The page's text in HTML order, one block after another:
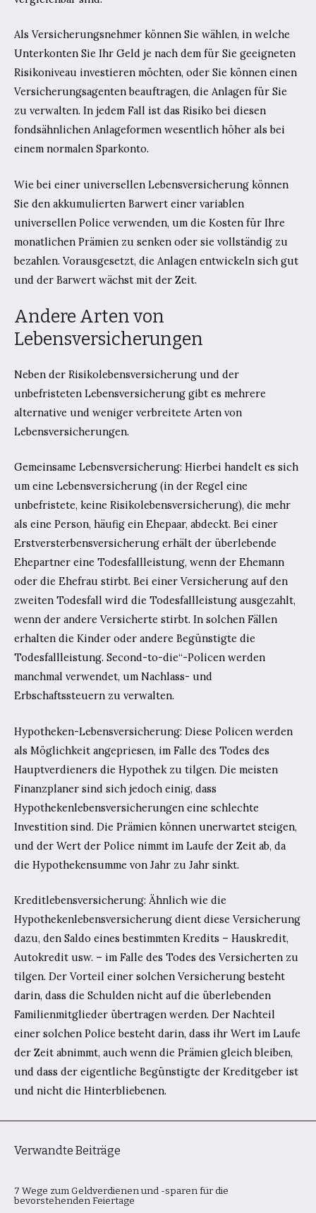
Als Versicherungsnehmer können Sie wählen, in welche
Unterkonten Sie Ihr Geld je nach dem für Sie geeigneten
Risikoniveau investieren möchten, oder Sie können einen
Versicherungsagenten beauftragen, die Anlagen für Sie
zu verwalten. In jedem Fall ist das Risiko bei diesen
fondsähnlichen Anlageformen wesentlich höher als bei
einem normalen Sparkonto.
Wie bei einer universellen Lebensversicherung können
Sie den akkumulierten Barwert einer variablen
universellen Police verwenden, um die Kosten für Ihre
monatlichen Prämien zu senken oder sie vollständig zu
bezahlen. Vorausgesetzt, die Anlagen entwickeln sich gut
und der Barwert wächst mit der Zeit.
Andere Arten von
Lebensversicherungen
Neben der Risikolebensversicherung und der
unbefristeten Lebensversicherung gibt es mehrere
alternative und weniger verbreitete Arten von
Lebensversicherungen.
Gemeinsame Lebensversicherung: Hierbei handelt es sich
um eine Lebensversicherung (in der Regel eine
unbefristete, keine Risikolebensversicherung), die mehr
als eine Person, häufig ein Ehepaar, abdeckt. Bei einer
Erstversterbensversicherung erhält der überlebende
Ehepartner eine Todesfallleistung, wenn der Ehemann
oder die Ehefrau stirbt. Bei einer Versicherung auf den
zweiten Todesfall wird die Todesfallleistung ausgezahlt,
wenn der andere Versicherte stirbt. In solchen Fällen
erhalten die Kinder oder andere Begünstigte die
Todesfallleistung. Second-to-die“-Policen werden
manchmal verwendet, um Nachlass- und
Erbschaftssteuern zu verwalten.
Hypotheken-Lebensversicherung: Diese Policen werden
als Möglichkeit angepriesen, im Falle des Todes des
Hauptverdieners die Hypothek zu tilgen. Die meisten
Finanzplaner sind sich jedoch einig, dass
Hypothekenlebensversicherungen eine schlechte
Investition sind. Die Prämien können unerwartet steigen,
und der Wert der Police nimmt im Laufe der Zeit ab, da
die Hypothekensumme von Jahr zu Jahr sinkt.
Kreditlebensversicherung: Ähnlich wie die
Hypothekenlebensversicherung dient diese Versicherung
dazu, den Saldo eines bestimmten Kredits – Hauskredit,
Autokredit usw. – im Falle des Todes des Versicherten zu
tilgen. Der Vorteil einer solchen Versicherung besteht
darin, dass die Schulden nicht auf die überlebenden
Familienmitglieder übertragen werden. Der Nachteil
einer solchen Police besteht darin, dass ihr Wert im Laufe
der Zeit abnimmt, auch wenn die Prämien gleich bleiben,
und dass der eigentliche Begünstigte der Kreditgeber ist
und nicht die Hinterbliebenen.
Verwandte Beiträge
7 Wege zum Geldverdienen und -sparen für die
bevorstehenden Feiertage